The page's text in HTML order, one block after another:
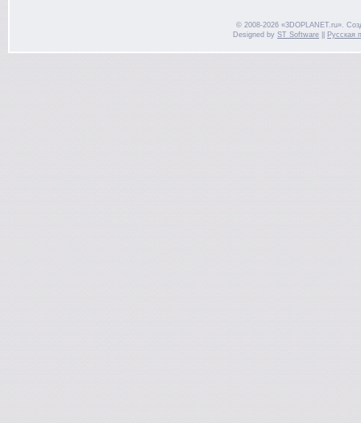
© 2008-2026 «3DOPLANET.ru».
Designed by ST Software Русская